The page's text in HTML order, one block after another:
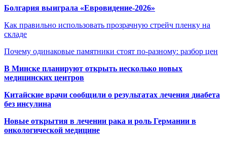
Болгария выиграла «Евровидение-2026»
Как правильно использовать прозрачную стрейч пленку на
складе
Почему одинаковые памятники стоят по-разному: разбор цен
В Минске планируют открыть несколько новых
медицинских центров
Китайские врачи сообщили о результатах лечения диабета
без инсулина
Новые открытия в лечении рака и роль Германии в
онкологической медицине